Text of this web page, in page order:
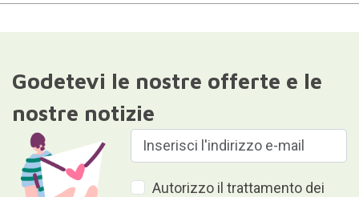
Godetevi le nostre offerte e le
nostre notizie
Autorizzo il trattamento dei